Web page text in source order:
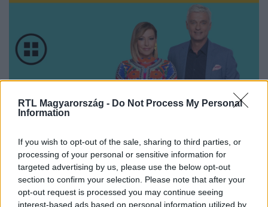
RTL Magyarország - Do Not Process My Personal
Information
If you wish to opt-out of the sale, sharing to third parties, or
processing of your personal or sensitive information for
targeted advertising by us, please use the below opt-out
section to confirm your selection. Please note that after your
opt-out request is processed you may continue seeing
interest-based ads based on personal information utilized by
Nézd vissza a Híradó adásait az RTL+ felületén!
Itt állítsd be, hogy az RTL.hu az elsők között